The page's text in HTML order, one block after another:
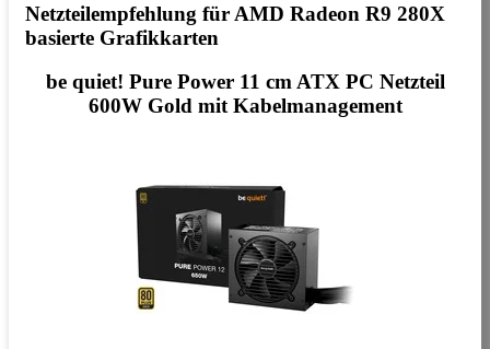
Netzteilempfehlung für AMD Radeon R9 280X
basierte Grafikkarten
be quiet! Pure Power 11 cm ATX PC Netzteil
600W Gold mit Kabelmanagement